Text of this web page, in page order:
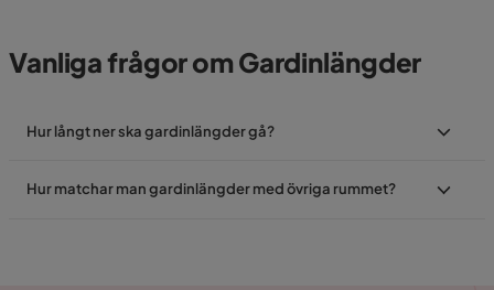
Vanliga frågor om Gardinlängder
Hur långt ner ska gardinlängder gå?
Hur matchar man gardinlängder med övriga rummet?